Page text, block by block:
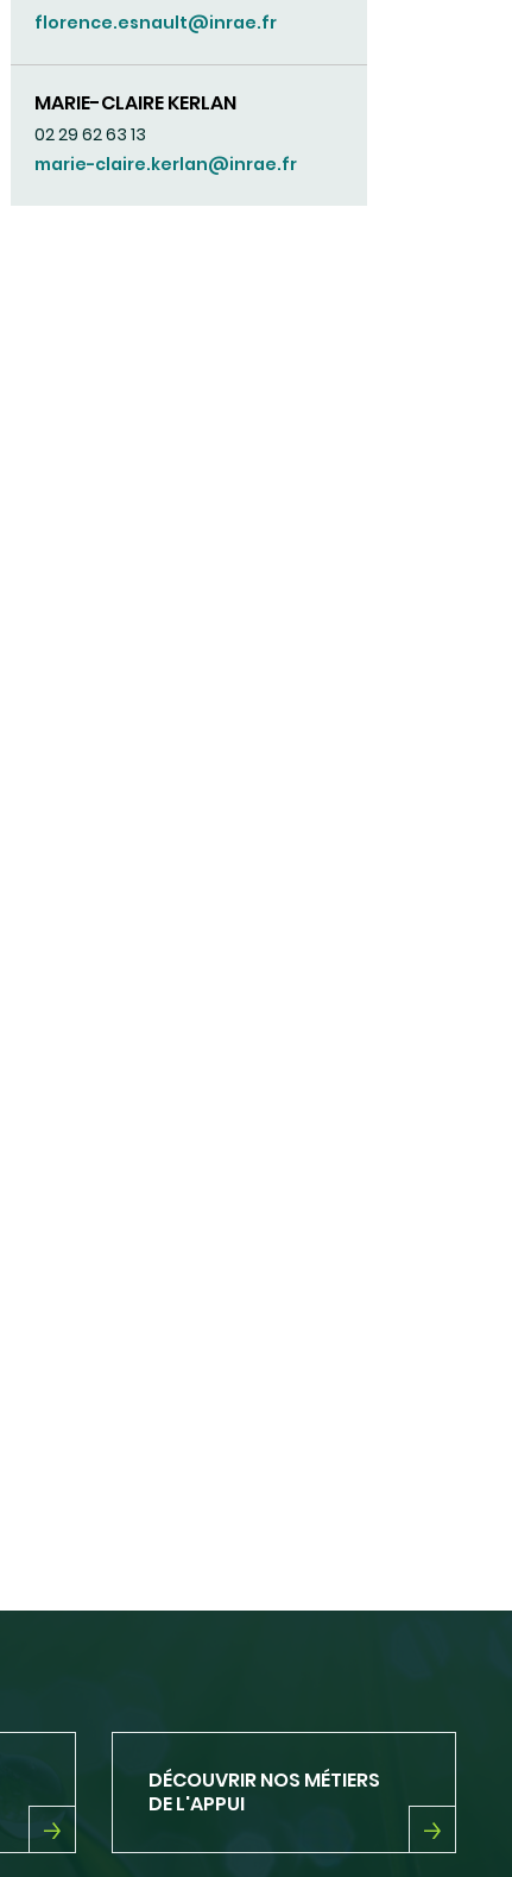
florence.esnault@inrae.fr
MARIE-CLAIRE KERLAN
02 29 62 63 13
marie-claire.kerlan@inrae.fr
DÉCOUVRIR NOS MÉTIERS
DE L'APPUI
DÉCOUVRIR